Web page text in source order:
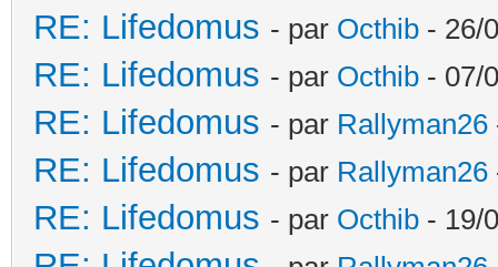
RE: Lifedomus - par Octhib - 26/
RE: Lifedomus - par Octhib - 07/
RE: Lifedomus - par Rallyman26
RE: Lifedomus - par Rallyman26
RE: Lifedomus - par Octhib - 19/